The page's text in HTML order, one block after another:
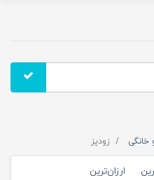
خانگی زودپز
ارزان‌ترین